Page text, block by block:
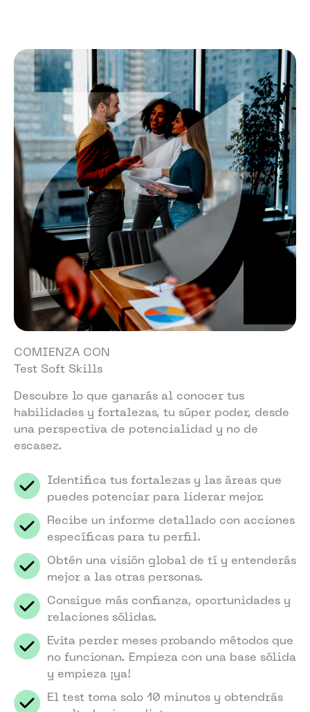
COMIENZA CON
Test Soft Skills
Descubre lo que ganarás al conocer tus
habilidades y fortalezas, tu súper poder, desde
una perspectiva de potencialidad y no de
escasez.
Identifica tus fortalezas y las áreas que
puedes potenciar para liderar mejor.
Recibe un informe detallado con acciones
específicas para tu perfil.
Obtén una visión global de tí y entenderás
mejor a las otras personas.
Consigue más confianza, oportunidades y
relaciones sólidas.
Evita perder meses probando métodos que
no funcionan. Empieza con una base sólida
y empieza ¡ya!
El test toma solo 10 minutos y obtendrás